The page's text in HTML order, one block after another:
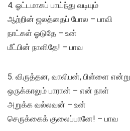
4. ஓட்டமாகப் பாய்ந்து வடியும்
ஆற்றின் ஜலத்தைப் போல – பாவி
நாட்கள் ஓடுதே – உன்
மீட்பின் நாளிதே! – பாவ
5. விருத்தன, வாலிபன், பிள்ளை என்று
ஒருக்காலும் பாரான் – என் நாள்
அறுக்க வல்லவன் – உன்
செருக்கைக் குலைப்பானே! – பாவ